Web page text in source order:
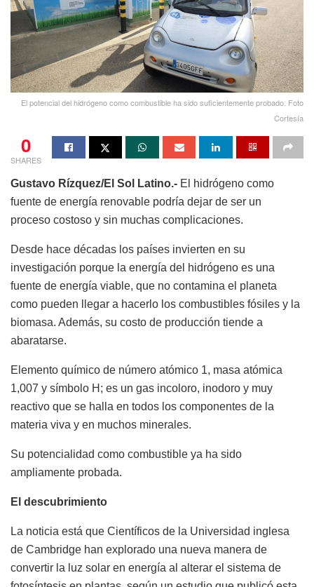
El potencial del hidrógeno como combustible ha sido suficientemente probado. Foto
Cortesía
0
SHARES
Gustavo Rízquez/El Sol Latino.- El hidrógeno como
fuente de energía renovable podría dejar de ser un
proceso costoso y sin muchas complicaciones.
Desde hace décadas los países invierten en su
investigación porque la energía del hidrógeno es una
fuente de energía viable, que no contamina el planeta
como pueden llegar a hacerlo los combustibles fósiles y la
biomasa. Además, su costo de producción tiende a
abaratarse.
Elemento químico de número atómico 1, masa atómica
1,007 y símbolo H; es un gas incoloro, inodoro y muy
reactivo que se halla en todos los componentes de la
materia viva y en muchos minerales.
Su potencialidad como combustible ya ha sido
ampliamente probada.
El descubrimiento
La noticia está que Científicos de la Universidad inglesa
de Cambridge han explorado una nueva manera de
convertir la luz solar en energía al alterar el sistema de